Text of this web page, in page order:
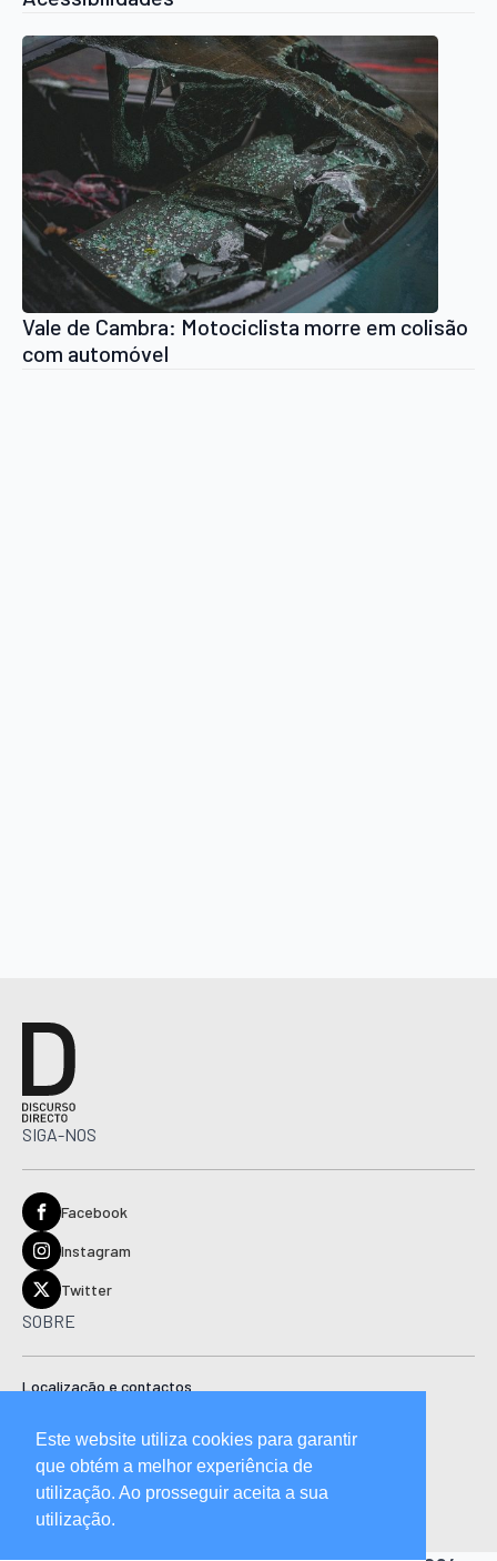
Vale de Cambra: Motociclista morre em colisão
com automóvel
SIGA-NOS
Facebook
Instagram
Twitter
SOBRE
Localização e contactos
Ficha técnica
Manual de boas práticas editoriais e código de conduta
Este website utiliza cookies para garantir
que obtém a melhor experiência de
utilização. Ao prosseguir aceita a sua
utilização.